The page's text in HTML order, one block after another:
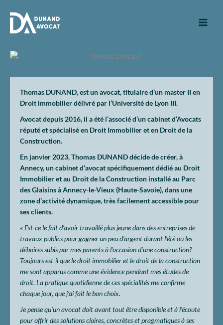
contenu
Thomas DUNAND, est un avocat, titulaire d’un master II en
Droit immobilier délivré par l’Université de Lyon III.
Avocat depuis 2016, il a été l’associé d’un cabinet d’Avocats
réputé et spécialisé en Droit Immobilier et en Droit de la
Construction.
En janvier 2023, Thomas DUNAND décide de créer, à
Annecy, un cabinet d’avocat spécifiquement dédié au Droit
Immobilier et au Droit de la Construction installé au Parc
des Glaisins à Annecy-le-Vieux (Haute-Savoie), dans une
zone d’activité dynamique, très facilement accessible pour
ses clients.
« Est-ce le fait d’avoir travaillé plus jeune dans des entreprises de
travaux publics pour gagner un peu d’argent durant l’été ou les
déboires subis par mes parents à l’occasion d’une construction?
Toujours est-il que le droit immobilier et le droit de la construction
me sont apparus comme une évidence pendant mes études de
droit. La pratique quotidienne de ces spécialités me confirme
chaque jour, que j’ai fait le bon choix.
Je pense qu’un avocat doit avant tout être disponible et à l’écoute
pour offrir des solutions claires, concrètes et pragmatiques à ses